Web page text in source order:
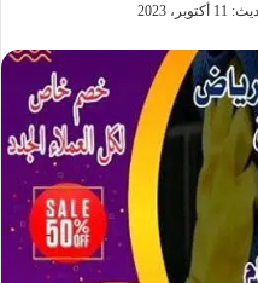
2023